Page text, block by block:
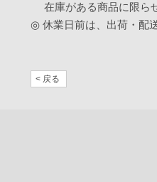
在庫がある商品に限ら
◎ 休業日前は、出荷・配
< 戻る